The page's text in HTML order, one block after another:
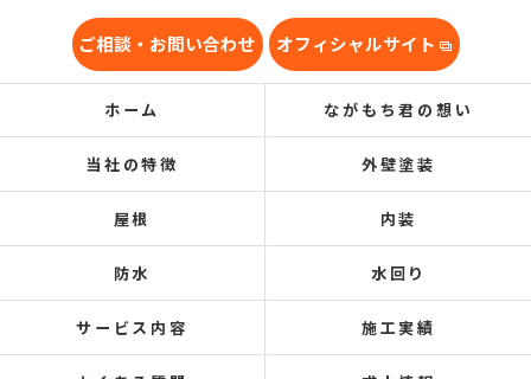
ご相談・お問い合わせ オフィシャルサイト
ホーム ながもち君の想い
当社の特徴 外壁塗装
屋根 内装
防水 水回り
サービス内容 施工実績